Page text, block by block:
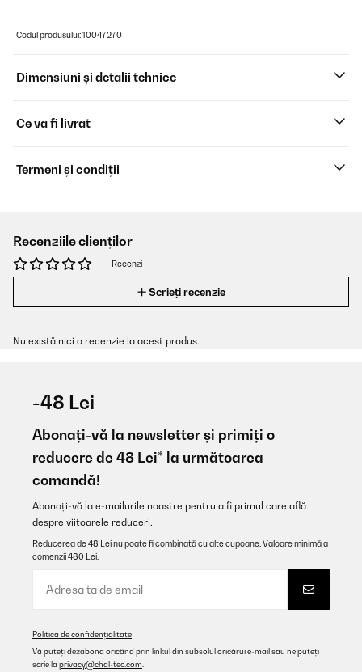
Codul produsului: 10047270
Dimensiuni și detalii tehnice
Ce va fi livrat
Termeni și condiții
Recenziile clienților
Recenzi
Scrieți recenzie
Nu există nici o recenzie la acest produs.
-48 Lei
Abonați-vă la newsletter și primiți o
reducere de 48 Lei* la următoarea
comandă!
Abonați-vă la e-mailurile noastre pentru a fi primul care află
despre viitoarele reduceri.
Reducerea de 48 Lei nu poate fi combinată cu alte cupoane. Valoare minimă a
comenzii 480 Lei.
Politica de confidențialitate
Vă puteți dezabona oricând prin linkul din subsolul oricărui e-mail sau ne puteți
scrie la privacy@chal-tec.com